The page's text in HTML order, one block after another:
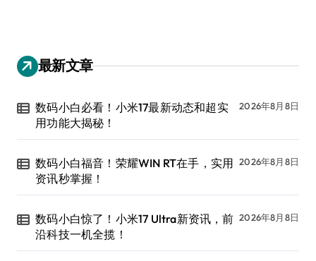
最新文章
数码小白必看！小米17最新动态和超实
用功能大揭秘！
2026年8月8日
数码小白福音！荣耀WIN RT在手，实用
资讯秒掌握！
2026年8月8日
数码小白惊了！小米17 Ultra新资讯，前
沿科技一机全揽！
2026年8月8日